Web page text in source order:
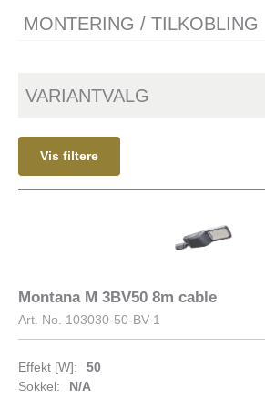
Spenning [V]
230V 50Hz
MONTERING / TILKOBLING
VARIANTVALG
Vis filtere
Montana M 3BV50 8m cable
Art. No. 103030-50-BV-1
Effekt [W]:
50
Sokkel:
N/A